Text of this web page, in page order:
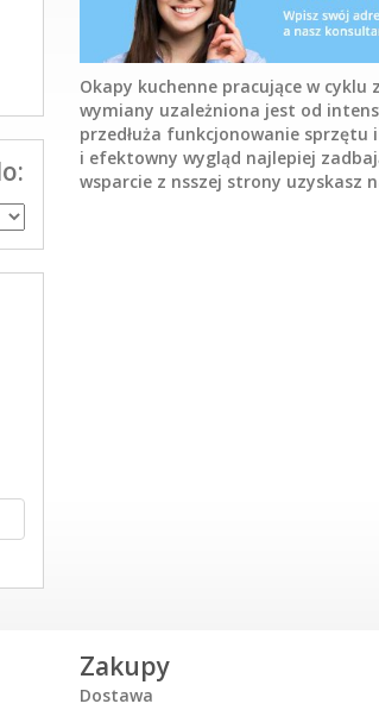
Okapy kuchenne pracujące w
wymiany uzależniona jest od
przedłuża funkcjonowanie sprzętu
i efektowny wygląd najlepiej
wsparcie z nsszej strony uzyskasz
Zakupy
Dostawa